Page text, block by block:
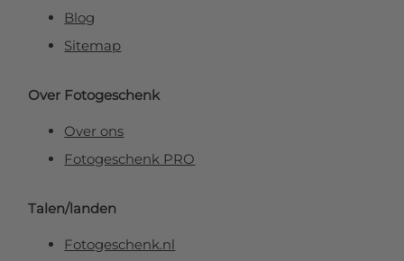
Blog
Sitemap
Over Fotogeschenk
Over ons
Fotogeschenk PRO
Talen/landen
Fotogeschenk.nl